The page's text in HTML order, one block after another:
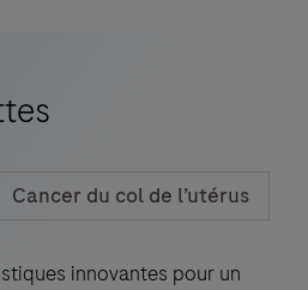
Cancer du col de l’utérus
innovantes pour un